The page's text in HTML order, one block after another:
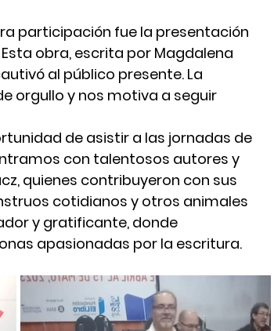
participación fue la presentación
obra, escrita por Magdalena
al público presente. La
orgullo y nos motiva a seguir
de asistir a las jornadas de
con talentosos autores y
quienes contribuyeron con sus
cotidianos y otros animales
y gratificante, donde
apasionadas por la escritura.